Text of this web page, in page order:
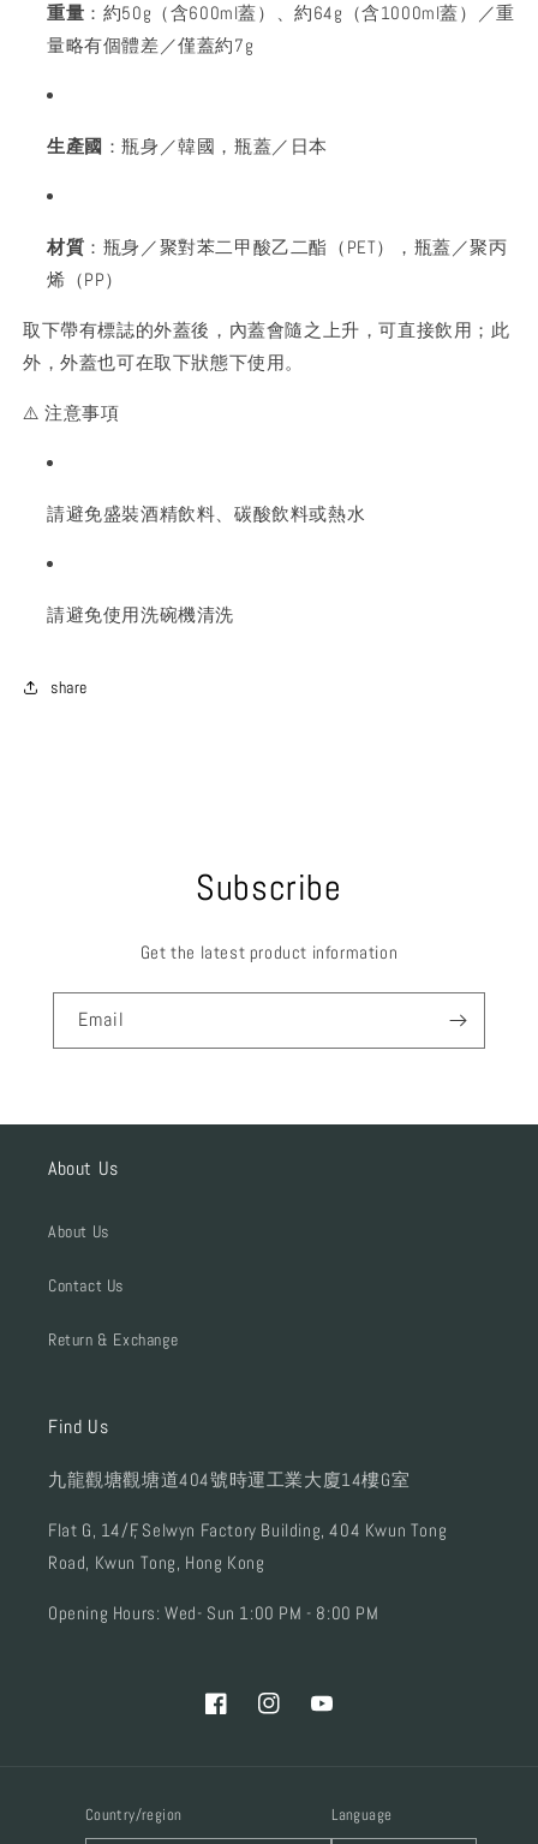
重量 ：約50g（含600ml蓋）、約64g（含1000ml蓋）／重
量略有個體差／僅蓋約7g
生產國 ：瓶身／韓國，瓶蓋／日本
材質 ：瓶身／聚對苯二甲酸乙二酯（PET），瓶蓋／聚丙
烯（PP）
取下帶有標誌的外蓋後，內蓋會隨之上升，可直接飲用；此
外，外蓋也可在取下狀態下使用。
⚠️ 注意事項
請避免盛裝酒精飲料、碳酸飲料或熱水
請避免使用洗碗機清洗
share
Subscribe
Get the latest product information
Email
About Us
About Us
Contact Us
Return & Exchange
Find Us
九龍觀塘觀塘道404號時運工業大廈14樓G室
Flat G, 14/F, Selwyn Factory Building, 404 Kwun Tong
Road, Kwun Tong, Hong Kong
Opening Hours: Wed- Sun 1:00 PM - 8:00 PM
FacebookInstagramYouTube
Country/region Language